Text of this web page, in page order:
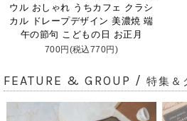
ウル おしゃれ うちカフェ クラシ
カル ドレープデザイン 美濃焼 端
午の節句 こどもの日 お正月
700円(税込770円)
FEATURE & GROUP / 特集＆